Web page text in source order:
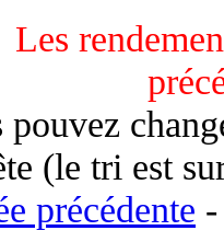
Les
pouvez
(le tri est
précédente